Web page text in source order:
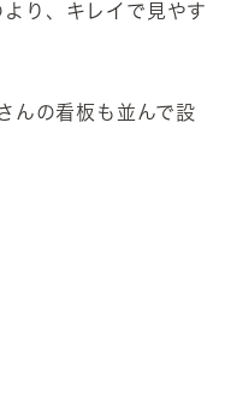
り、キレイで見やす
んの看板も並んで設